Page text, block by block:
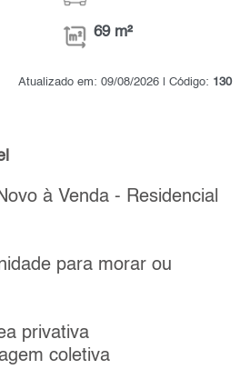
69 m²
Atualizado em: 09/08/2026 | Código: 130
à Venda - Residencial
para morar ou
privativa
coletiva